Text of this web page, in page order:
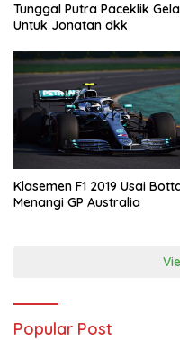
Tunggal Putra Paceklik
Untuk Jonatan dkk
Klasemen F1 2019 Usai
Menangi GP Australia
Popular Post